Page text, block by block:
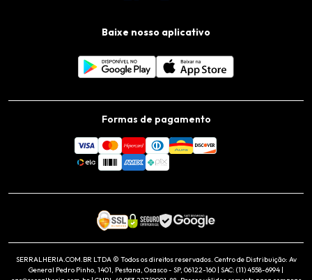
Baixe nosso aplicativo
Formas de pagamento
SERRALHERIA.COM.BR LTDA © Todos os direitos reservados. Centro de Distribuição: Av
General Pedro Pinho, 1401, Pestana, Osasco - SP, 06122-160 | SAC: (11) 4558-6994 |